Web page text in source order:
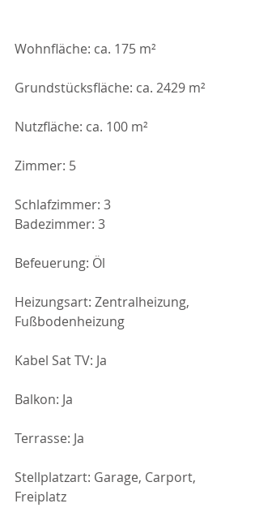
Wohnfläche: ca. 175 m²
Grundstücksfläche: ca. 2429 m²
Nutzfläche: ca. 100 m²
Zimmer: 5
Schlafzimmer: 3
Badezimmer: 3
Befeuerung: Öl
Heizungsart: Zentralheizung,
Fußbodenheizung
Kabel Sat TV: Ja
Balkon: Ja
Terrasse: Ja
Stellplatzart: Garage, Carport,
Freiplatz